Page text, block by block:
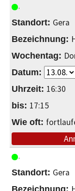
Gera
16:30
17:15
Gera